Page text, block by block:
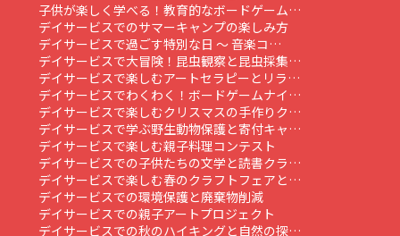
子供が楽しく学べる！教育的なボードゲーム…
デイサービスでのサマーキャンプの楽しみ方
デイサービスで過ごす特別な日 ～ 音楽コ…
デイサービスで大冒険！昆虫観察と昆虫採集…
デイサービスで楽しむアートセラピーとリラ…
デイサービスでわくわく！ボードゲームナイ…
デイサービスで楽しむクリスマスの手作りク…
デイサービスで学ぶ野生動物保護と寄付キャ…
デイサービスで楽しむ親子料理コンテスト
デイサービスでの子供たちの文学と読書クラ…
デイサービスで楽しむ春のクラフトフェアと…
デイサービスでの環境保護と廃棄物削減
デイサービスでの親子アートプロジェクト
デイサービスでの秋のハイキングと自然の探…